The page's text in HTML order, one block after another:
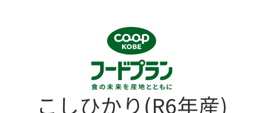
こしひかり(R6年産)